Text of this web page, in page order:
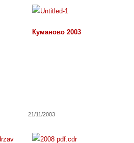
Куманово 2003
21/11/2003